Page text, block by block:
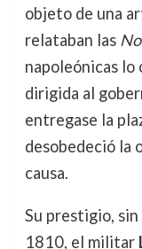
objeto de una
relataban las
napoleónicas lo
dirigida al
entregase la
desobedeció la
causa.
Su prestigio,
1810, el militar